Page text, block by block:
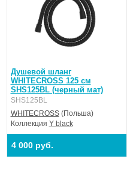
Душевой шланг
WHITECROSS 125 см
SHS125BL (черный мат)
SHS125BL
WHITECROSS(Польша)
Коллекция Y black
4 000 руб.